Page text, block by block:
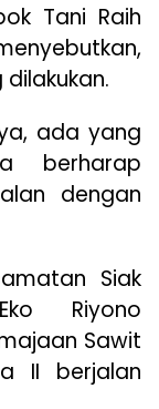
Tani Raih
ada yang
berharap
dengan
Siak
Riyono
Sawit
II berjalan